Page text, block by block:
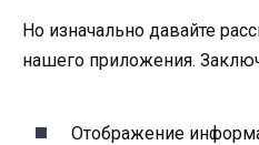
Но изначально давайте
нашего приложения.
Отображение